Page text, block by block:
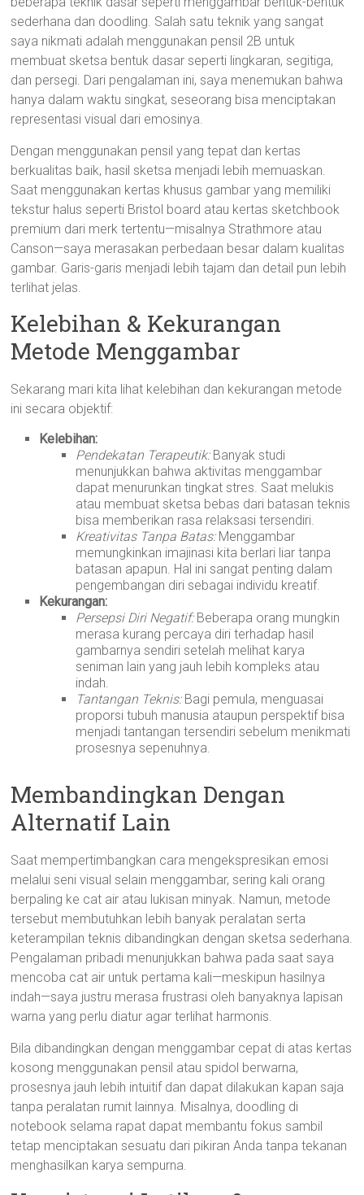
sederhana dan doodling. Salah satu teknik yang sangat
saya nikmati adalah menggunakan pensil 2B untuk
membuat sketsa bentuk dasar seperti lingkaran, segitiga,
dan persegi. Dari pengalaman ini, saya menemukan bahwa
hanya dalam waktu singkat, seseorang bisa menciptakan
representasi visual dari emosinya.
Dengan menggunakan pensil yang tepat dan kertas
berkualitas baik, hasil sketsa menjadi lebih memuaskan.
Saat menggunakan kertas khusus gambar yang memiliki
tekstur halus seperti Bristol board atau kertas sketchbook
premium dari merk tertentu—misalnya Strathmore atau
Canson—saya merasakan perbedaan besar dalam kualitas
gambar. Garis-garis menjadi lebih tajam dan detail pun lebih
terlihat jelas.
Kelebihan & Kekurangan
Metode Menggambar
Sekarang mari kita lihat kelebihan dan kekurangan metode
ini secara objektif:
Kelebihan:
Pendekatan Terapeutik:Banyak studi
menunjukkan bahwa aktivitas menggambar
dapat menurunkan tingkat stres. Saat melukis
atau membuat sketsa bebas dari batasan teknis
bisa memberikan rasa relaksasi tersendiri.
Kreativitas Tanpa Batas:Menggambar
memungkinkan imajinasi kita berlari liar tanpa
batasan apapun. Hal ini sangat penting dalam
pengembangan diri sebagai individu kreatif.
Kekurangan:
Persepsi Diri Negatif:Beberapa orang mungkin
merasa kurang percaya diri terhadap hasil
gambarnya sendiri setelah melihat karya
seniman lain yang jauh lebih kompleks atau
indah.
Tantangan Teknis: Bagi pemula, menguasai
proporsi tubuh manusia ataupun perspektif bisa
menjadi tantangan tersendiri sebelum menikmati
prosesnya sepenuhnya.
Membandingkan Dengan
Alternatif Lain
Saat mempertimbangkan cara mengekspresikan emosi
melalui seni visual selain menggambar, sering kali orang
berpaling ke cat air atau lukisan minyak. Namun, metode
tersebut membutuhkan lebih banyak peralatan serta
keterampilan teknis dibandingkan dengan sketsa sederhana.
Pengalaman pribadi menunjukkan bahwa pada saat saya
mencoba cat air untuk pertama kali—meskipun hasilnya
indah—saya justru merasa frustrasi oleh banyaknya lapisan
warna yang perlu diatur agar terlihat harmonis.
Bila dibandingkan dengan menggambar cepat di atas kertas
kosong menggunakan pensil atau spidol berwarna,
prosesnya jauh lebih intuitif dan dapat dilakukan kapan saja
tanpa peralatan rumit lainnya. Misalnya, doodling di
notebook selama rapat dapat membantu fokus sambil
tetap menciptakan sesuatu dari pikiran Anda tanpa tekanan
menghasilkan karya sempurna.